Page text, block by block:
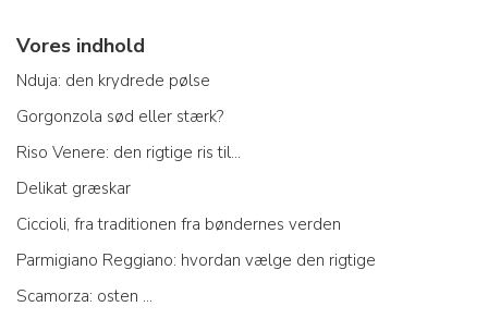
Vores indhold
Nduja: den krydrede pølse
Gorgonzola sød eller stærk?
Riso Venere: den rigtige ris til...
Delikat græskar
Ciccioli, fra traditionen fra bøndernes verden
Parmigiano Reggiano: hvordan vælge den rigtige
Scamorza: osten ...